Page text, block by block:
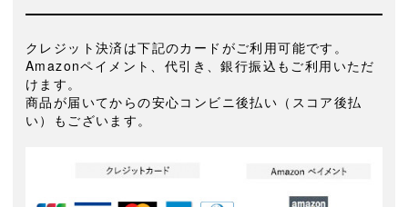
クレジット決済は下記のカードがご利用可能です。
Amazonペイメント、代引き、銀行振込もご利用いただ
けます。
商品が届いてからの安心コンビニ後払い（スコア後払
い）もございます。